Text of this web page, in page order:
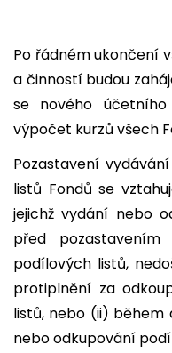
Po řádném ukončení
a činností budou
se nového
výpočet kurzů všech
Pozastavení
listů Fondů se
jejichž vydání nebo
před
podílových listů,
protiplnění za
listů, nebo (ii) během
nebo odkupování